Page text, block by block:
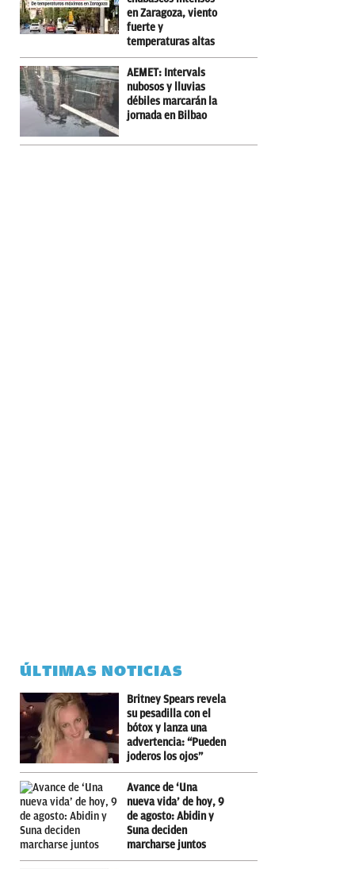
en Zaragoza, viento
fuerte y
temperaturas altas
AEMET: Intervals
nubosos y lluvias
débiles marcarán la
jornada en Bilbao
ÚLTIMAS NOTICIAS
Britney Spears revela
su pesadilla con el
bótox y lanza una
advertencia: “Pueden
joderos los ojos”
Avance de ‘Una
nueva vida’ de hoy, 9
de agosto: Abidin y
Suna deciden
marcharse juntos